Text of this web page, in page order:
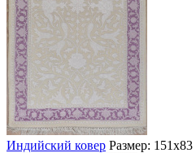
Индийский ковер Размер: 151х83